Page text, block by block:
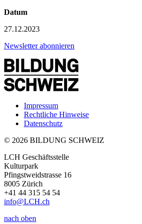
Datum
27.12.2023
Newsletter abonnieren
Impressum
Rechtliche Hinweise
Datenschutz
© 2026 BILDUNG SCHWEIZ
LCH Geschäftsstelle
Kulturpark
Pfingstweidstrasse 16
8005 Zürich
+41 44 315 54 54
info@LCH.ch
nach oben